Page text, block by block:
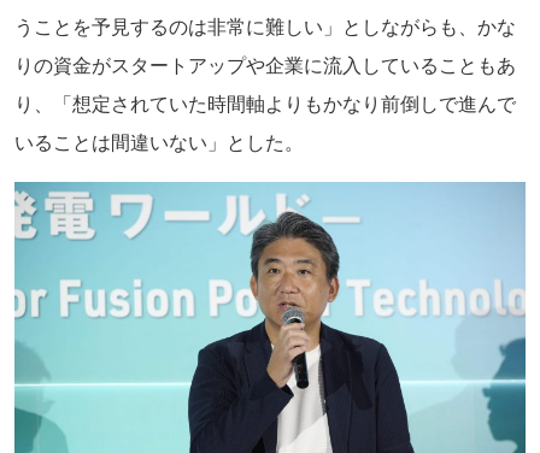
うことを予見するのは非常に難しい」としながらも、かな
りの資金がスタートアップや企業に流入していることもあ
り、「想定されていた時間軸よりもかなり前倒しで進んで
いることは間違いない」とした。